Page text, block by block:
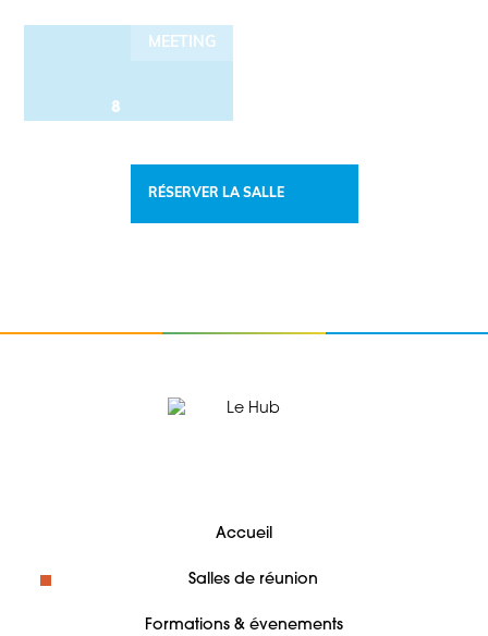
MEETING
8
RÉSERVER LA SALLE
Accueil
Salles de réunion
Formations & évenements